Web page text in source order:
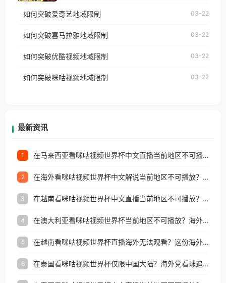
台湾、美国、加拿大、澳大利亚、欧洲等国家和地区
权限制所困扰。
播放”的提示语。 海外用户如香港、澳门、台湾、美
制问题，且仅能在中国大陆地区播放。 遇到这个问题
户收听网易云音乐地区版权限制」的问题，无论人在
如何突破爱奇艺地域限制 03-22
如何突破喜马拉雅地域限制 03-22
如何突破优酷视频地域限制 03-22
如何突破咪咕视频地域限制 03-22
最新资讯
1 在马来西亚看咪咕视频世界杯中文直播当前地区不可播放？这篇指南帮你搞定海外看球难题
2 在海外看咪咕视频世界杯中文解说当前地区不可播放？这篇指南帮你解决所有问题
3 在越南看咪咕视频世界杯中文直播当前地区不可播放？这篇指南帮你解决所有海外观赛难题
4 在澳大利亚看咪咕视频世界杯当前地区不可播放？海外党体育观赛终极指南
5 在越南看咪咕视频世界杯直播海外无法观看？这份海外观赛终极指南帮你搞定
6 在泰国看咪咕视频世界杯仅限中国大陆？海外党看球追剧的终极破局指南